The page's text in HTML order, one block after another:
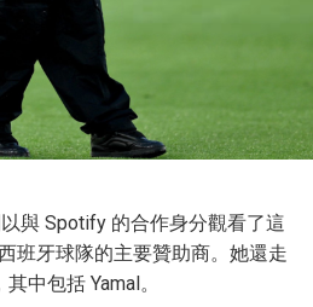
與 Spotify 的合作身分觀看了這
班牙球隊的主要贊助商。她還走
中包括 Yamal。